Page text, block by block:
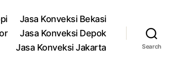
Jasa Konveksi Bekasi
Jasa Konveksi Depok
Jasa Konveksi Jakarta
Search